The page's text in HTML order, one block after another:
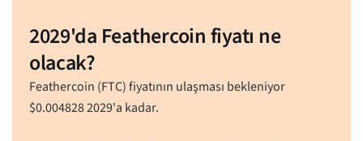
2029'da Feathercoin fiyatı ne
olacak?
Feathercoin (FTC) fiyatının ulaşması bekleniyor
$0.0048282029'a kadar.